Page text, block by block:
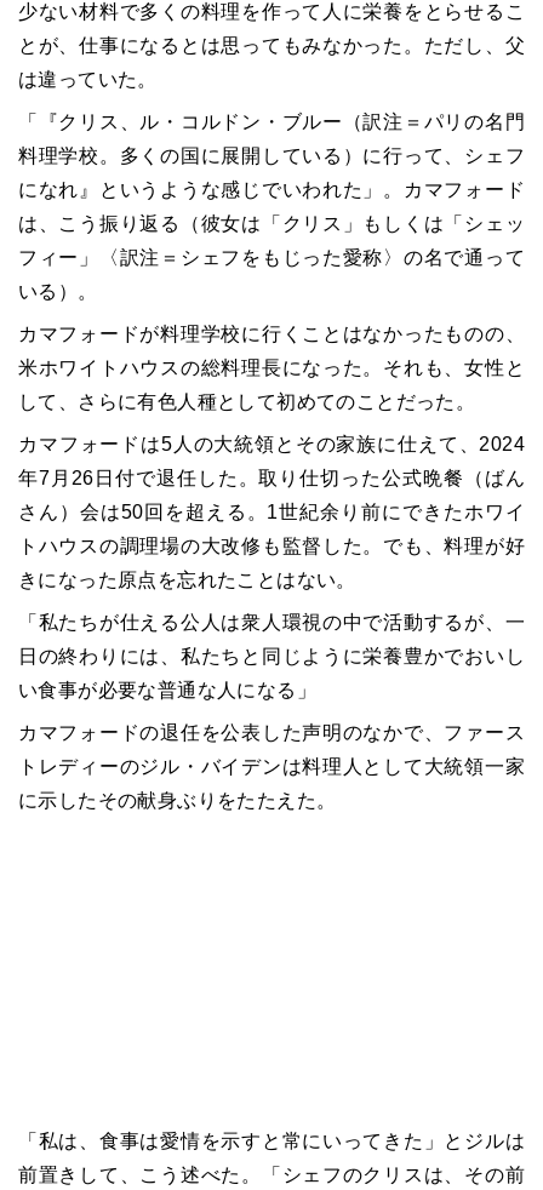
少ない材料で多くの料理を作って人に栄養をとらせるこ
とが、仕事になるとは思ってもみなかった。ただし、父
は違っていた。
「『クリス、ル・コルドン・ブルー（訳注＝パリの名門
料理学校。多くの国に展開している）に行って、シェフ
になれ』というような感じでいわれた」。カマフォード
は、こう振り返る（彼女は「クリス」もしくは「シェッ
フィー」〈訳注＝シェフをもじった愛称〉の名で通って
いる）。
カマフォードが料理学校に行くことはなかったものの、
米ホワイトハウスの総料理長になった。それも、女性と
して、さらに有色人種として初めてのことだった。
カマフォードは5人の大統領とその家族に仕えて、2024
年7月26日付で退任した。取り仕切った公式晩餐（ばん
さん）会は50回を超える。1世紀余り前にできたホワイ
トハウスの調理場の大改修も監督した。でも、料理が好
きになった原点を忘れたことはない。
「私たちが仕える公人は衆人環視の中で活動するが、一
日の終わりには、私たちと同じように栄養豊かでおいし
い食事が必要な普通な人になる」
カマフォードの退任を公表した声明のなかで、ファース
トレディーのジル・バイデンは料理人として大統領一家
に示したその献身ぶりをたたえた。
「私は、食事は愛情を示すと常にいってきた」とジルは
前置きして、こう述べた。「シェフのクリスは、その前